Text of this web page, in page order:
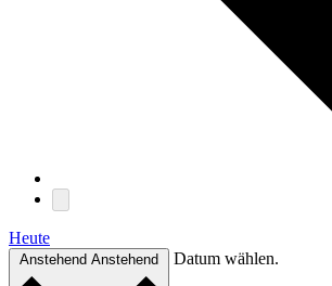
Heute
Anstehend Anstehend Datum wählen.